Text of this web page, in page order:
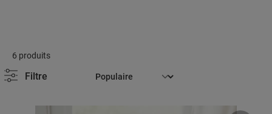
6 produits
Filtre